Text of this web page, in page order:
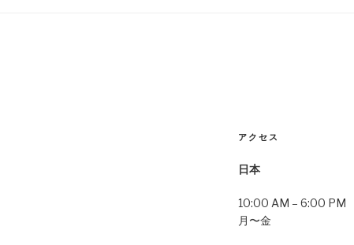
アクセス
日本
10:00 AM – 6:00 PM
月〜金